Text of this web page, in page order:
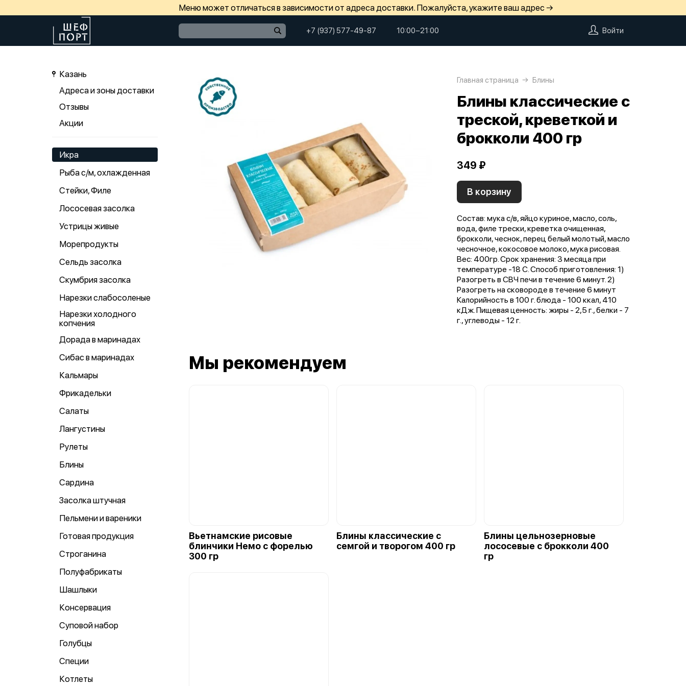
Меню может отличаться в зависимости от адреса доставки. Пожалуйста, укажите ваш адрес →
+7 (937) 577-49-87 10:00−21:00 Войти
Казань
Адреса и зоны доставки
Отзывы
Акции
Икра
Рыба с/м, охлажденная
Стейки, Филе
Лососевая засолка
Устрицы живые
Морепродукты
Сельдь засолка
Скумбрия засолка
Нарезки слабосоленые
Нарезки холодного
копчения
Дорада в маринадах
Сибас в маринадах
Кальмары
Фрикадельки
Салаты
Лангустины
Рулеты
Блины
Сардина
Засолка штучная
Пельмени и вареники
Готовая продукция
Строганина
Полуфабрикаты
Шашлыки
Консервация
Суповой набор
Голубцы
Специи
Котлеты
Главная страница Блины
Блины классические с
треской, креветкой и
брокколи 400 гр
349 ₽
В корзину
Состав: мука с/в, яйцо куриное, масло, соль,
вода, филе трески, креветка очищенная,
брокколи, чеснок, перец белый молотый, масло
чесночное, кокосовое молоко, мука рисовая.
Вес: 400гр. Срок хранения: 3 месяца при
температуре -18 С. Способ приготовления: 1)
Разогреть в СВЧ печи в течение 6 минут. 2)
Разогреть на сковороде в течение 6 минут
Калорийность в 100 г. блюда - 100 ккал, 410
кДж. Пищевая ценность: жиры - 2,5 г., белки - 7
г., углеводы - 12 г.
Мы рекомендуем
Вьетнамские рисовые
блинчики Немо с форелью
300 гр
Блины классические с
семгой и творогом 400 гр
Блины цельнозерновые
лососевые с брокколи 400
гр